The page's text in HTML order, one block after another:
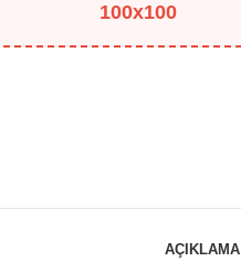
100x100
AÇIKLAMA